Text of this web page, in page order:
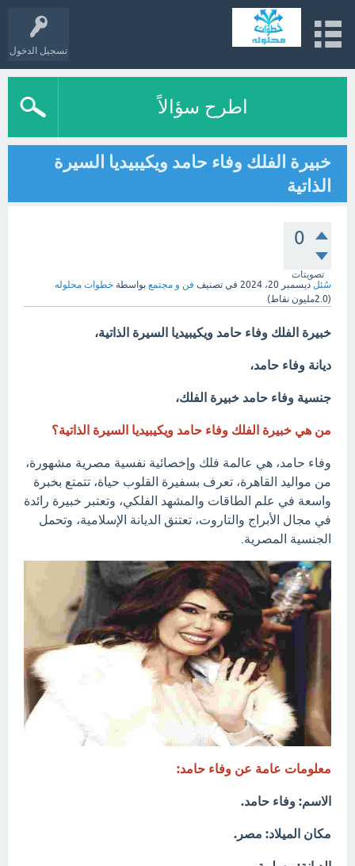
تسجيل الدخول
اطرح سؤالاً
خبيرة الفلك وفاء حامد ويكيبيديا السيرة
الذاتية
0
تصويتات
سُئل ديسمبر 20، 2024 في تصنيف فن و مجتمع بواسطة خطوات محلوله
(2.0مليون نقاط)
خبيرة الفلك وفاء حامد ويكيبيديا السيرة الذاتية،
ديانة وفاء حامد،
جنسية وفاء حامد خبيرة الفلك،
من هي خبيرة الفلك وفاء حامد ويكيبيديا السيرة الذاتية؟
وفاء حامد، هي عالمة فلك وإخصائية نفسية مصرية مشهورة،
من مواليد القاهرة، تعرف بسفيرة القلوب حياة، تتمتع بخبرة
واسعة في علم الطاقات والمشهد الفلكي، وتعتبر خبيرة رائدة
في مجال الأبراج والتاروت، تعتنق الديانة الإسلامية، وتحمل
الجنسية المصرية.
معلومات عامة عن وفاء حامد:
الاسم: وفاء حامد.
مكان الميلاد: مصر.